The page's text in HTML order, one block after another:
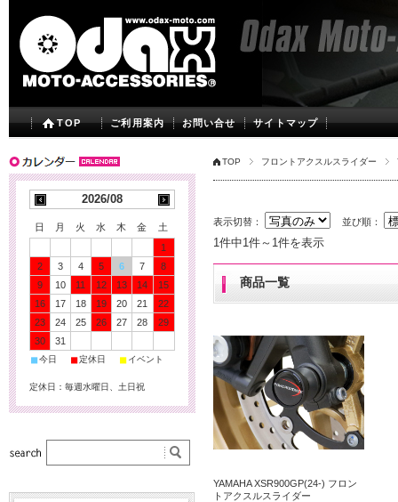
TOP ご利用案内 お問い合せ サイトマップ
TOP フロントアクスルスライダー
表示切替： 並び順：
1件中1件～1件を表示
商品一覧
YAMAHA XSR900GP(24-) フロン
トアクスルスライダー
2026/08
日 月 火 水 木 金
土
1
2
3 4 5 6 7
8
9
10 11 12 13 14
15
16
17 18 19 20 21
22
23
24 25 26 27 28
29
30
31
■今日 ■定休日 ■ イベント
定休日：毎週水曜日、土日祝